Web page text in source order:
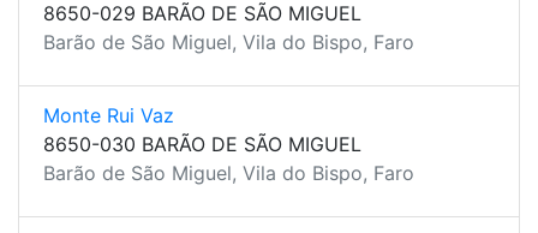
8650-029 BARÃO DE SÃO MIGUEL
Barão de São Miguel, Vila do Bispo, Faro
Monte Rui Vaz
8650-030 BARÃO DE SÃO MIGUEL
Barão de São Miguel, Vila do Bispo, Faro